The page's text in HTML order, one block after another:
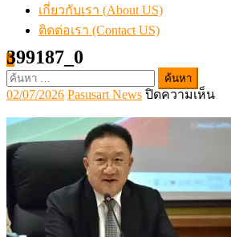
เกี่ยวกับเรา (About US)
ติดต่อเรา (Contact US)
ค้นหา
สำหรับ:
399187_0
Posted
on
02/07/2026Author
Pasusart News ปิดความเห็นบน